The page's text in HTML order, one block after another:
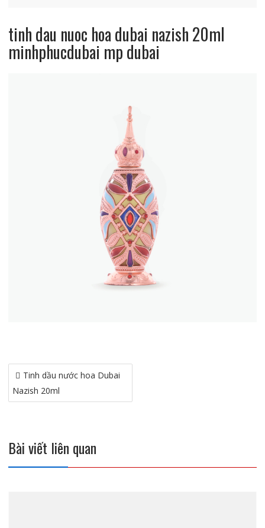
tinh dau nuoc hoa dubai nazish 20ml
minhphucdubai mp dubai
Điều
hướng
bài
Tinh dầu nước hoa Dubai
Nazish 20ml
Bài viết liên quan